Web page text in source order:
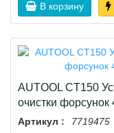
В корзину
AUTOOL CT150
очистки форсунок
Артикул :
7719475